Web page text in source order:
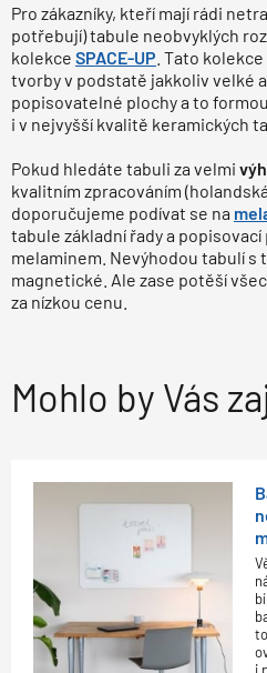
Pro zákazníky, kteří mají rádi
potřebují) tabule neobvyklých
kolekce SPACE-UP . Tato
tvorby v podstatě jakkoliv velké
popisovatelné plochy a to
i v nejvyšší kvalitě keramických
Pokud hledáte tabuli za velmi
kvalitním zpracováním
doporučujeme podívat se na
tabule základní řady a
melaminem. Nevýhodou tabulí s
magnetické. Ale zase potěší
za nízkou cenu.
Mohlo by Vás